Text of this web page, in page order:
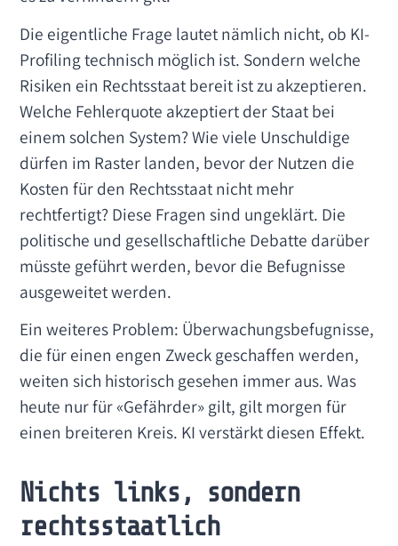
Die eigentliche Frage lautet nämlich nicht, ob KI-
Profiling technisch möglich ist. Sondern welche
Risiken ein Rechtsstaat bereit ist zu akzeptieren.
Welche Fehlerquote akzeptiert der Staat bei
einem solchen System? Wie viele Unschuldige
dürfen im Raster landen, bevor der Nutzen die
Kosten für den Rechtsstaat nicht mehr
rechtfertigt? Diese Fragen sind ungeklärt. Die
politische und gesellschaftliche Debatte darüber
müsste geführt werden, bevor die Befugnisse
ausgeweitet werden.
Ein weiteres Problem: Überwachungsbefugnisse,
die für einen engen Zweck geschaffen werden,
weiten sich historisch gesehen immer aus. Was
heute nur für «Gefährder» gilt, gilt morgen für
einen breiteren Kreis. KI verstärkt diesen Effekt.
Nichts links, sondern
rechtsstaatlich